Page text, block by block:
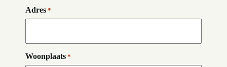
Adres *
Woonplaats *